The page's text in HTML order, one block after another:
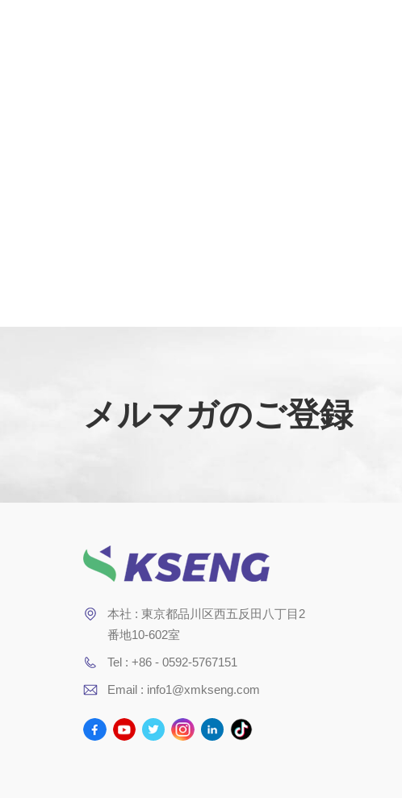
メルマガのご登録
本社 : 東京都品川区西五反田八丁目2
番地10-602室
Tel : +86 - 0592-5767151
Email : info1@xmkseng.com